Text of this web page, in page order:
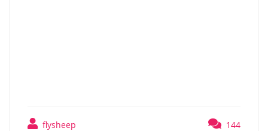
flysheep 144